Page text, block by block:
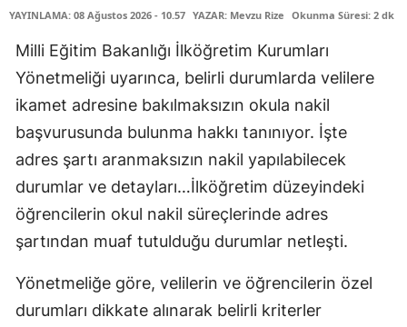
YAYINLAMA: 08 Ağustos 2026 - 10.57 YAZAR: Mevzu Rize Okunma Süresi: 2 dk
​Milli Eğitim Bakanlığı İlköğretim Kurumları
Yönetmeliği uyarınca, belirli durumlarda velilere
ikamet adresine bakılmaksızın okula nakil
başvurusunda bulunma hakkı tanınıyor. İşte
adres şartı aranmaksızın nakil yapılabilecek
durumlar ve detayları…​İlköğretim düzeyindeki
öğrencilerin okul nakil süreçlerinde adres
şartından muaf tutulduğu durumlar netleşti.
Yönetmeliğe göre, velilerin ve öğrencilerin özel
durumları dikkate alınarak belirli kriterler